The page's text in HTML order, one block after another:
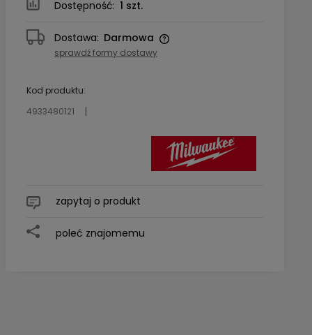
Dostępność: 1 szt.
Dostawa: Darmowa
kosztów płatności
sprawdź formy dostawy
Kod produktu:
4933480121
zapytaj o produkt
poleć znajomemu